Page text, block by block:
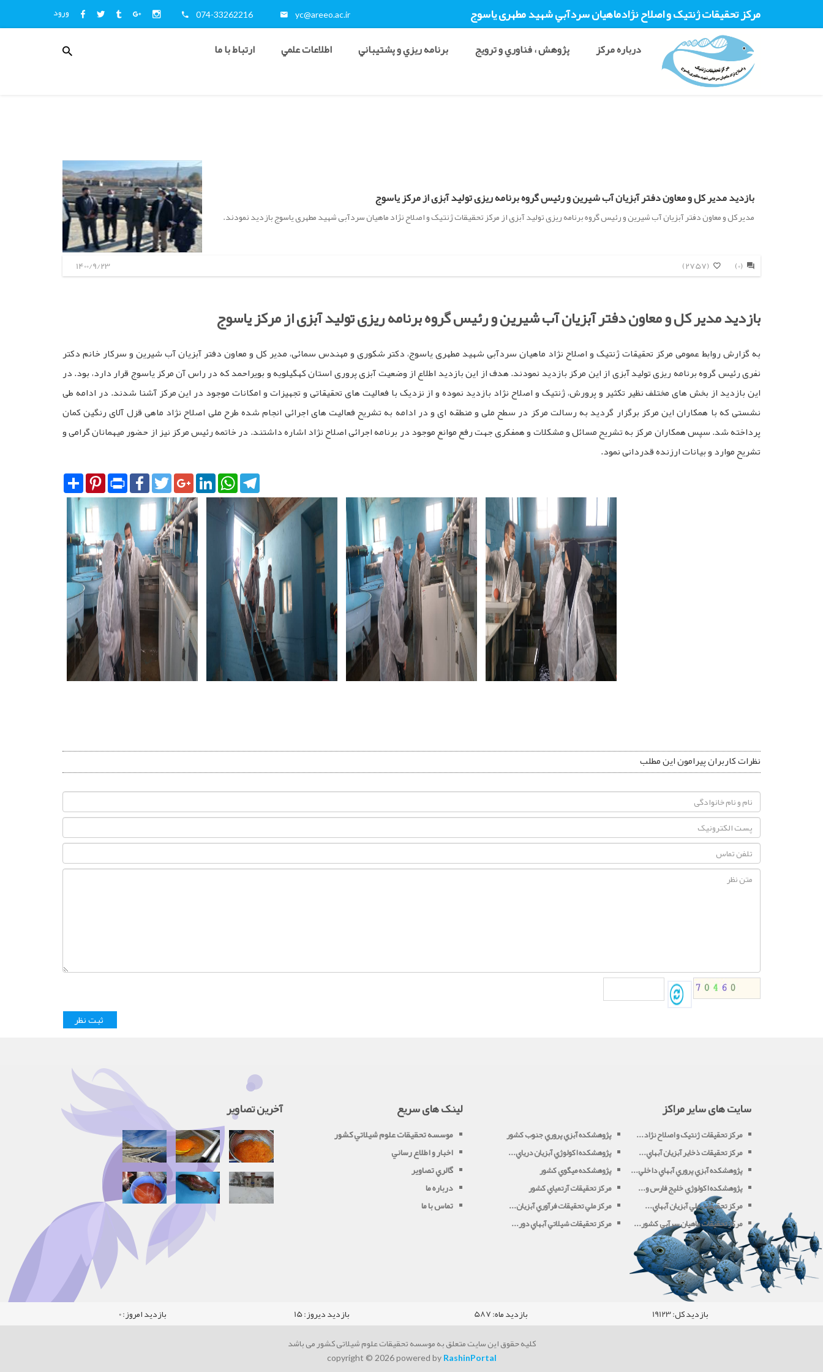
ورود 074-33262216 yc@areeo.ac.ir مرکز تحقيقات ژنتیک و اصلاح نژادماهيان سردآبي شهید مطهری ياسوج
منوی
کاربری
درباره مرکز پژوهش ، فناوري و ترويج برنامه ريزي و پشتيباني اطلاعات علمي ارتباط با ما
بازدید مدیر کل و معاون دفتر آبزیان آب شیرین و رئیس گروه برنامه ریزی تولید آبزی از مرکز یاسوج
مدیر کل و معاون دفتر آبزیان آب شیرین و رئیس گروه برنامه ریزی تولید آبزی از مرکز تحقیقات ژنتیک و اصلاح نژاد ماهیان سردآبی شهید مطهری یاسوج بازدید نمودند.
1400/9/23 (2757) (0)
بازدید مدیر کل و معاون دفتر آبزیان آب شیرین و رئیس گروه برنامه ریزی تولید آبزی از مرکز یاسوج
به گزارش روابط عمومی مرکز تحقیقات ژنتیک و اصلاح نژاد ماهیان سردآبی شهید مطهری یاسوج، دکتر شکوری و مهندس سمائی، مدیر کل و معاون دفتر آبزیان آب شیرین و سرکار خانم دکتر
نفری رئیس گروه برنامه ریزی تولید آبزی از این مرکز بازدید نمودند. هدف از این بازدید اطلاع از وضعیت آبزی پروری استان کهگیلویه و بویراحمد که در راس آن مرکز یاسوج قرار دارد، بود. در
این بازدید از بخش های مختلف نظیر تکثیر و پرورش، ژنتیک و اصلاح نژاد بازدید نموده و از نزدیک با فعالیت های تحقیقاتی و تجهیزات و امکانات موجود در این مرکز آشنا شدند. در ادامه طی
نشستی که با همکاران این مرکز برگزار گردید به رسالت مرکز در سطح ملی و منطقه ‌ای و در ادامه به تشریح فعالیت های اجرائی انجام شده طرح ملی اصلاح نژاد ماهی قزل آلای رنگین کمان
پرداخته شد. سپس همکاران مرکز به تشریح مسائل و مشکلات و همفکری جهت رفع موانع موجود در برنامه اجرائی اصلاح نژاد اشاره داشتند. در خاتمه رئیس مرکز نیز از حضور میهمانان گرامی و
تشریح موارد و بیانات ارزنده قدردانی نمود.
Share Pinterest
Print FacebookTwitterGoogle+LinkedInWhatsApp
نظرات کاربران پیرامون این مطلب
سایت های سایر مراکز
مرکز تحقيقات ژنتیک و اصلاح نژاد...
پژوهشکده آبزي پروري جنوب کشور
مرکز تحقيقات ذخاير آبزيان آبهاي...
پژوهشکده اکولوژي آبزيان درياي...
پژوهشکده آبزي پروري آبهاي داخلي...
پژوهشکده ميگوي کشور
پژوهشکده اکولوژي خليج فارس و...
مرکز تحقيقات آرتمياي کشور
مرکز تحقيقات ملي آبزيان آبهاي...
مرکز ملي تحقيقات فرآوري آبزيان...
مرکز تحقيقات ماهيان سرآبي کشور...
مرکز تحقيقات شيلاتي آبهاي دور...
لینک های سریع
موسسه تحقيقات علوم شيلاتي کشور
اخبار و اطلاع رساني
گالري تصاوير
درباره ما
تماس با ما
آخرین تصاویر
بازدید امروز:0 بازدید دیروز:15 بازدید ماه:587 بازدید کل:19123
کلیه حقوق این سایت متعلق به موسسه تحقیقات علوم شیلاتی کشور می باشد
copyright © 2026 powered by RashinPortal